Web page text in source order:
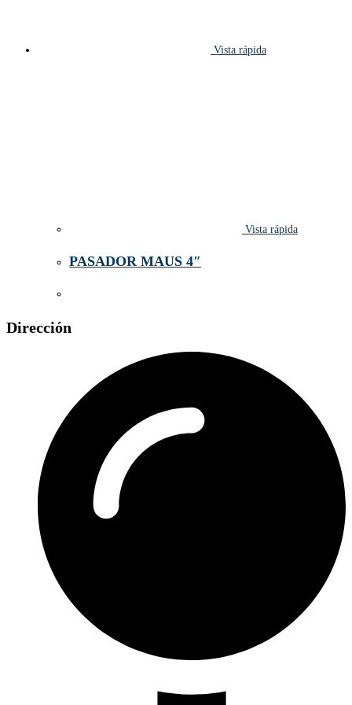
Vista rápida
Vista rápida
PASADOR MAUS 4″
Dirección